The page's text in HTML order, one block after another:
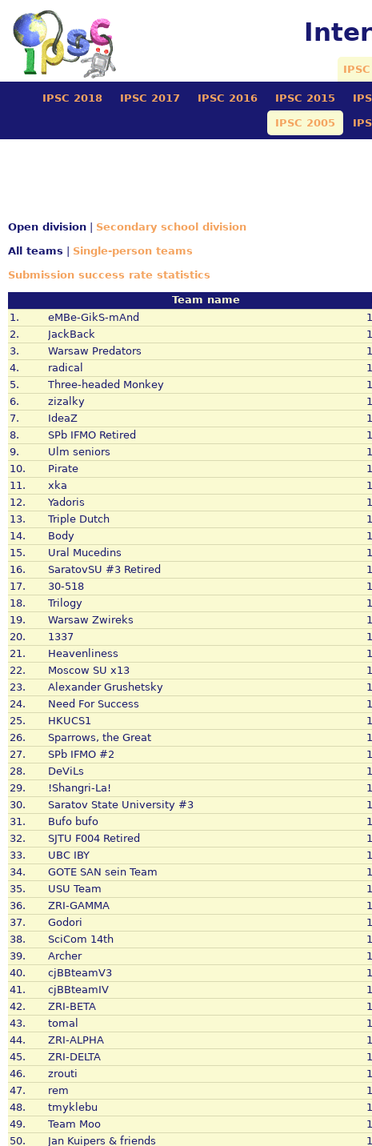
IPSC 2018 IPSC 2017 IPSC 2016 IPSC 2015
IPSC 2005
Open division
Secondary school division
All teams
Single-person teams
Submission success rate statistics
Team name
1.
eMBe-GikS-mAnd
2. JackBack
3.
Warsaw Predators
4. radical
5.
Three-headed Monkey
6.
zizalky
7.
IdeaZ
8. SPb IFMO Retired
9. Ulm seniors
10.
Pirate
11. xka
12. Yadoris
13. Triple Dutch
14.
Body
15. Ural Mucedins
16.
SaratovSU #3 Retired
17.
30-518
18. Trilogy
19.
Warsaw Zwireks
20.
1337
21. Heavenliness
22. Moscow SU x13
23. Alexander Grushetsky
24.
Need For Success
25.
HKUCS1
26. Sparrows, the Great
27.
SPb IFMO #2
28.
DeViLs
29. !Shangri-La!
30. Saratov State University #3
31. Bufo bufo
32. SJTU F004 Retired
33.
UBC IBY
34. GOTE SAN sein Team
35.
USU Team
36.
ZRI-GAMMA
37.
Godori
38. SciCom 14th
39. Archer
40. cjBBteamV3
41. cjBBteamIV
42. ZRI-BETA
43.
tomal
44. ZRI-ALPHA
45.
ZRI-DELTA
46.
zrouti
47. rem
48. tmyklebu
49.
Team Moo
50.
Jan Kuipers & friends